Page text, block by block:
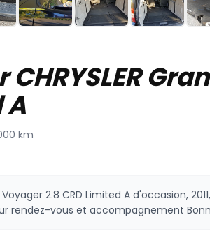
km
Voyager 2.8 CRD Limited A d'occasion,
rendez-vous et accompagnement